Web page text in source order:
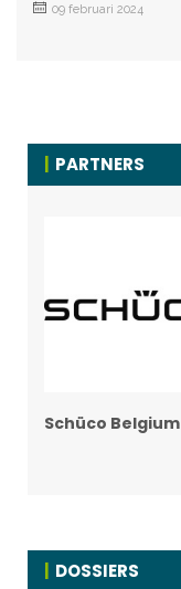
09 februari 2024
PARTNERS
Schüco Belgium
DOSSIERS